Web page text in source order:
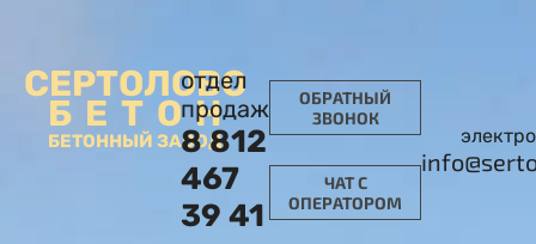
СЕРТОЛОВО
БЕТОН
БЕТОННЫЙ ЗАВОД
отдел
продаж
8 812
467
39 41
ОБРАТНЫЙ
ЗВОНОК
ЧАТ С
ОПЕРАТОРОМ